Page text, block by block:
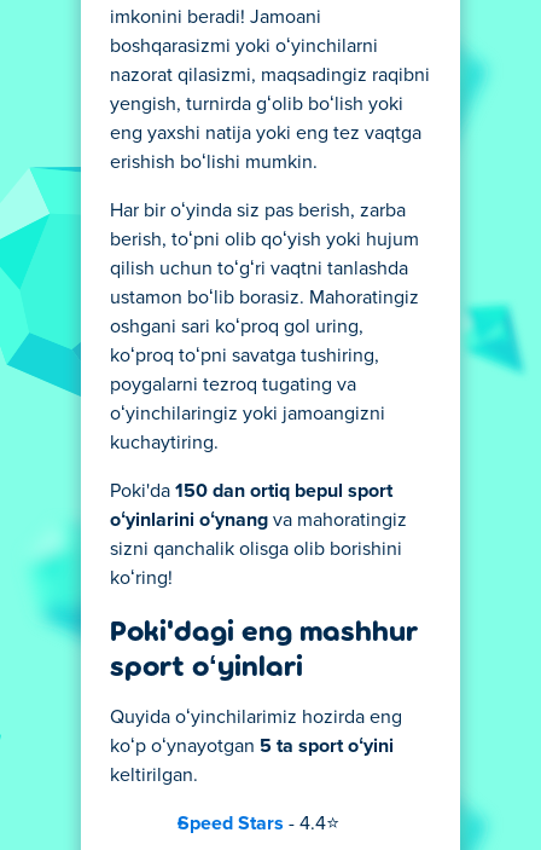
imkonini beradi! Jamoani
boshqarasizmi yoki oʻyinchilarni
nazorat qilasizmi, maqsadingiz raqibni
yengish, turnirda gʻolib boʻlish yoki
eng yaxshi natija yoki eng tez vaqtga
erishish boʻlishi mumkin.
Har bir oʻyinda siz pas berish, zarba
berish, toʻpni olib qoʻyish yoki hujum
qilish uchun toʻgʻri vaqtni tanlashda
ustamon boʻlib borasiz. Mahoratingiz
oshgani sari koʻproq gol uring,
koʻproq toʻpni savatga tushiring,
poygalarni tezroq tugating va
oʻyinchilaringiz yoki jamoangizni
kuchaytiring.
Poki'da 150 dan ortiq bepul sport
oʻyinlarini oʻynang va mahoratingiz
sizni qanchalik olisga olib borishini
koʻring!
Poki'dagi eng mashhur
sport oʻyinlari
Quyida oʻyinchilarimiz hozirda eng
koʻp oʻynayotgan 5 ta sport oʻyini
keltirilgan.
Speed Stars - 4.4⭐